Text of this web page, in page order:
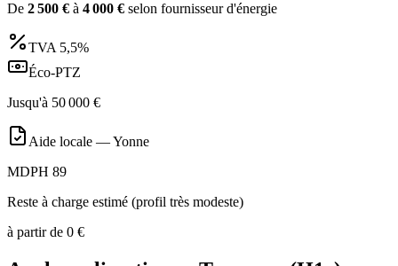
De 2 500 € à 4 000 € selon fournisseur d'énergie
TVA 5,5%
Éco-PTZ
Jusqu'à 50 000 €
Aide locale —Yonne
MDPH 89
Reste à charge estimé (profil très modeste)
à partir de 0 €